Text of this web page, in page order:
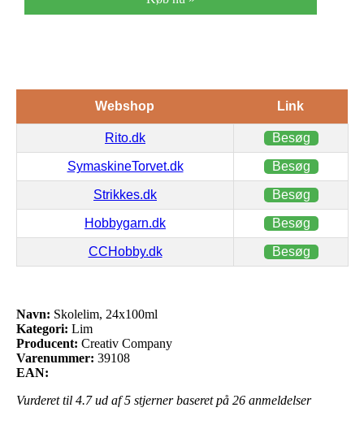
Webshop Link
Rito.dk Besøg
SymaskineTorvet.dk Besøg
Strikkes.dk Besøg
Hobbygarn.dk Besøg
CCHobby.dk Besøg
Navn: Skolelim, 24x100ml
Kategori: Lim
Producent: Creativ Company
Varenummer: 39108
EAN:
Vurderet til 4.7ud af 5 stjerner baseret på 26 anmeldelser